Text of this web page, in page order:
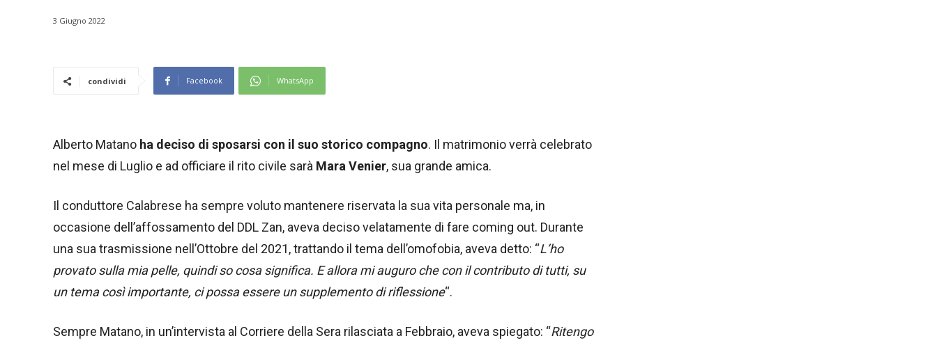
3 Giugno 2022
condividi Facebook WhatsApp
Alberto Matano ha deciso di sposarsi con il suo storico compagno. Il matrimonio verrà celebrato
nel mese di Luglio e ad officiare il rito civile sarà Mara Venier, sua grande amica.
Il conduttore Calabrese ha sempre voluto mantenere riservata la sua vita personale ma, in
occasione dell’affossamento del DDL Zan, aveva deciso velatamente di fare coming out. Durante
una sua trasmissione nell’Ottobre del 2021, trattando il tema dell’omofobia, aveva detto: “L’ho
provato sulla mia pelle, quindi so cosa significa. E allora mi auguro che con il contributo di tutti, su
un tema così importante, ci possa essere un supplemento di riflessione“.
Sempre Matano, in un’intervista al Corriere della Sera rilasciata a Febbraio, aveva spiegato: “Ritengo